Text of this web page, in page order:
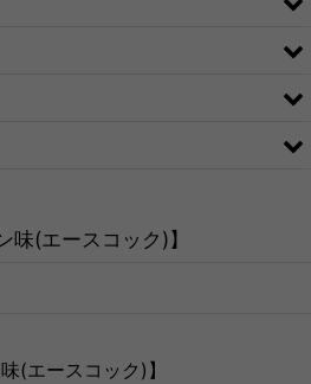
味(エースコック)】
(エースコック)】